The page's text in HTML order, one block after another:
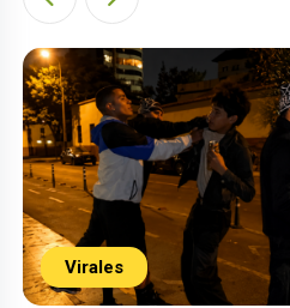
Virales